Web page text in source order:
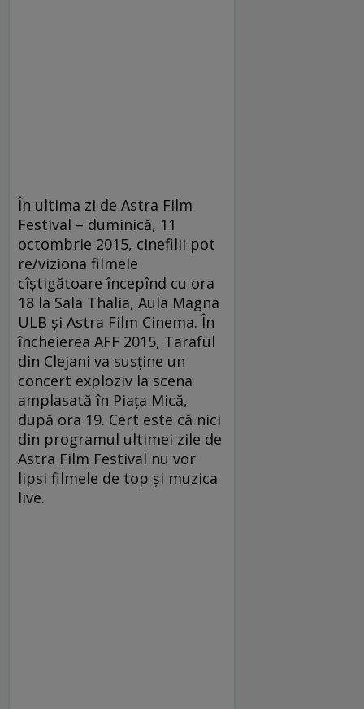
În ultima zi de Astra Film
Festival – duminică, 11
octombrie 2015, cinefilii pot
re/viziona filmele
cîștigătoare începînd cu ora
18 la Sala Thalia, Aula Magna
ULB și Astra Film Cinema. În
încheierea AFF 2015, Taraful
din Clejani va susține un
concert exploziv la scena
amplasată în Piața Mică,
după ora 19. Cert este că nici
din programul ultimei zile de
Astra Film Festival nu vor
lipsi filmele de top și muzica
live.